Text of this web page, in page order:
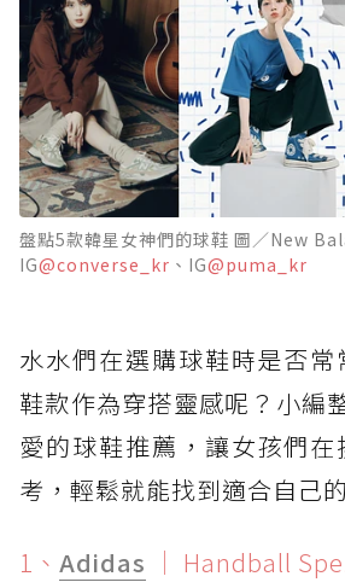
盤點5款韓星女神們的球鞋 圖／New
IG@converse_kr 、IG@puma_kr
水水們在選購球鞋時是否常
鞋款作為穿搭靈感呢？小編
愛的球鞋推薦，讓女孩們
考，輕鬆就能找到適合自己
1、 Adidas ｜ Handball